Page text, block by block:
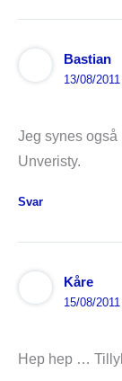
Bastian
13/08/
Jeg synes også
Unveristy.
Svar
Kåre
15/08/
Hep hep …